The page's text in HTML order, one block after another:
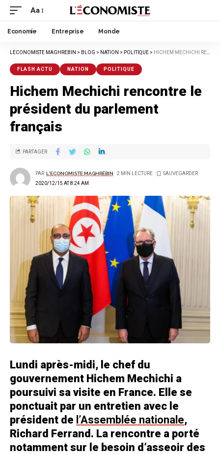
Aa
Economie Entreprise Monde
LECONOMISTE MAGHREBIN > BLOG > NATION > POLITIQUE > HICHEM MECHICHI RENCONTRE LE PRÉSIDENT DU PARLEMENT FRANÇAIS
FLASH ACTU NATION POLITIQUE
Hichem Mechichi rencontre le
président du parlement
français
2020/12/15 AT 8:24 AM
PAR L'ECONOMISTE MAGHRÉBIN 2 MIN LECTURE
PARTAGER
Lundi après-midi, le chef du
gouvernement Hichem Mechichi a
poursuivi sa visite en France. Elle se
ponctuait par un entretien avec le
président de l’Assemblée nationale,
Richard Ferrand. La rencontre a porté
notamment sur le besoin d’asseoir des